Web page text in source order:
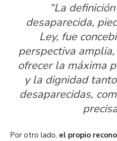
“La
desaparecida,
Ley, fue
perspectiva
ofrecer la máxima
y la dignidad
desaparecidas,
Por otro lado, el propio